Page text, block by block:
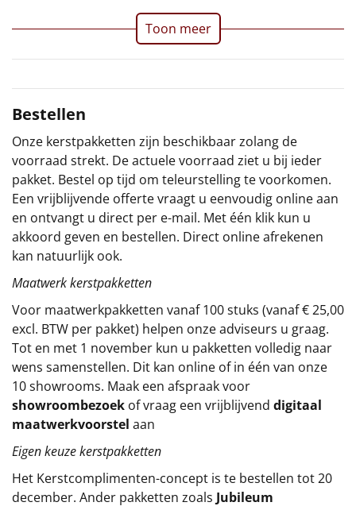
Doe het zelf
Sinterklaaspakketten
Kerstgeschenken 2026
Relatiegeschenken
Cadeaubon
Per stuk
Alle overige
Toon meer
Bestellen
Onze kerstpakketten zijn beschikbaar zolang de
voorraad strekt. De actuele voorraad ziet u bij ieder
pakket. Bestel op tijd om teleurstelling te voorkomen.
Een vrijblijvende offerte vraagt u eenvoudig online aan
en ontvangt u direct per e-mail. Met één klik kun u
akkoord geven en bestellen. Direct online afrekenen
kan natuurlijk ook.
Maatwerk kerstpakketten
Voor maatwerkpakketten vanaf 100 stuks (vanaf € 25,00
excl. BTW per pakket) helpen onze adviseurs u graag.
Tot en met 1 november kun u pakketten volledig naar
wens samenstellen. Dit kan online of in één van onze
10 showrooms. Maak een afspraak voor
showroombezoek of vraag een vrijblijvend digitaal
maatwerkvoorstel aan
Eigen keuze kerstpakketten
Het Kerstcomplimenten-concept is te bestellen tot 20
december. Ander pakketten zoals Jubileum